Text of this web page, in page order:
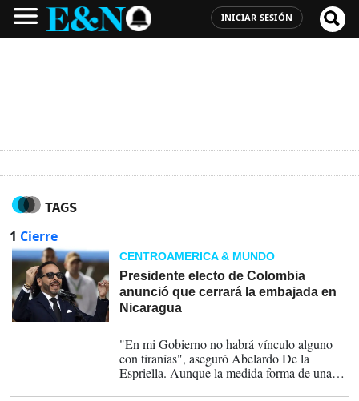
INICIAR SESIÓN
TAGS
1 Cierre
CENTROAMÉRICA & MUNDO
Presidente electo de Colombia
anunció que cerrará la embajada en
Nicaragua
"En mi Gobierno no habrá vínculo alguno
con tiranías", aseguró Abelardo De la
Espriella. Aunque la medida forma de una